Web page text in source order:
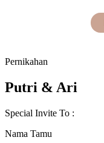
Pernikahan
Putri & Ari
Special Invite To :
Nama Tamu